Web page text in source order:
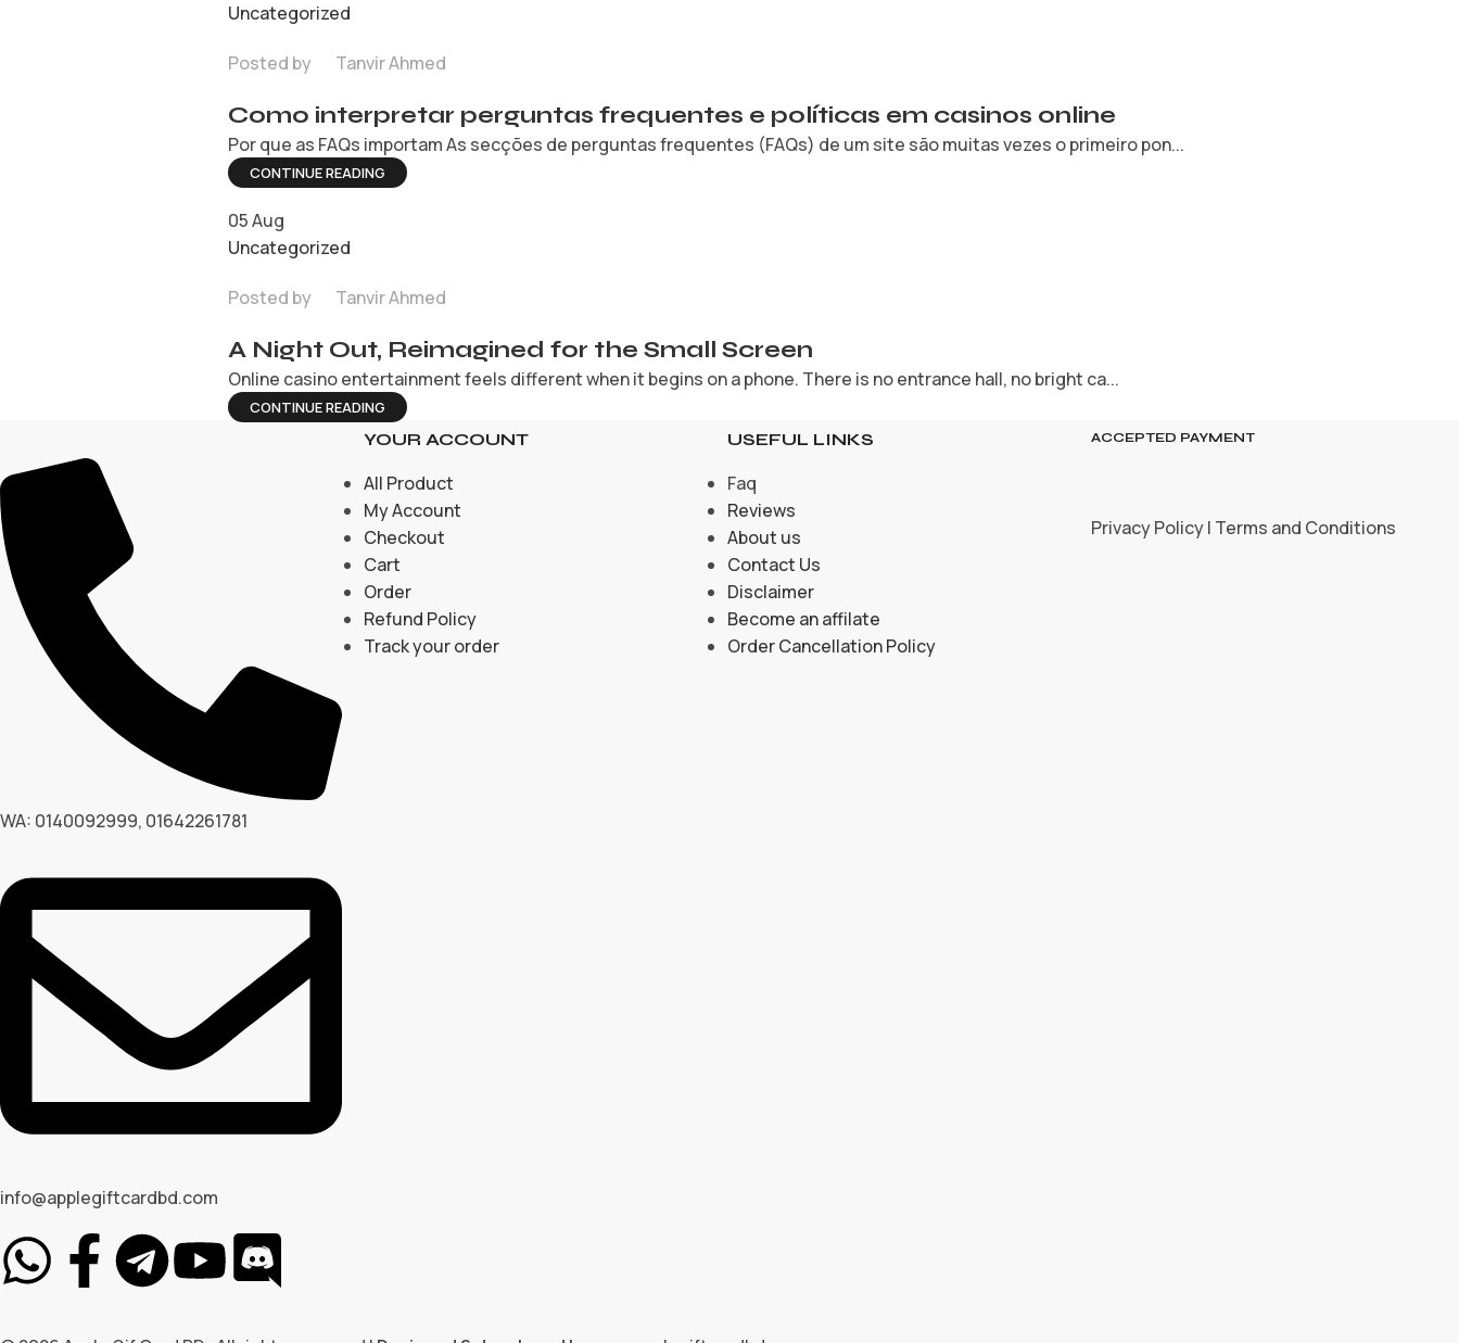
Uncategorized
Posted by Tanvir Ahmed
Como interpretar perguntas frequentes e políticas em casinos online
Por que as FAQs importam As secções de perguntas frequentes (FAQs) de um site são muitas vezes o primeiro pon...
CONTINUE READING
05Aug
Uncategorized
Posted by Tanvir Ahmed
A Night Out, Reimagined for the Small Screen
Online casino entertainment feels different when it begins on a phone. There is no entrance hall, no bright ca...
CONTINUE READING
WA: 0140092999, 01642261781
info@applegiftcardbd.com
YOUR ACCOUNT
All Product
My Account
Checkout
Cart
Order
Refund Policy
Track your order
USEFUL LINKS
Faq
Reviews
About us
Contact Us
Disclaimer
Become an affilate
Order Cancellation Policy
ACCEPTED PAYMENT
Privacy Policy | Terms and Conditions